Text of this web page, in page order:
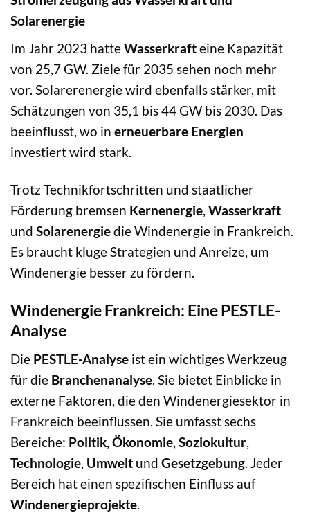
Solarenergie
Im Jahr 2023 hatteWasserkrafteine Kapazität
von 25,7 GW. Ziele für 2035 sehen noch mehr
vor. Solarerenergie wird ebenfalls stärker, mit
Schätzungen von 35,1 bis 44 GW bis 2030. Das
beeinflusst, wo in erneuerbare Energien
investiert wird stark.
Trotz Technikfortschritten und staatlicher
Förderung bremsen Kernenergie, Wasserkraft
und Solarenergiedie Windenergie in Frankreich.
Es braucht kluge Strategien und Anreize, um
Windenergie besser zu fördern.
Windenergie Frankreich: Eine PESTLE-
Analyse
Die PESTLE-Analyse ist ein wichtiges Werkzeug
für die Branchenanalyse. Sie bietet Einblicke in
externe Faktoren, die den Windenergiesektor in
Frankreich beeinflussen. Sie umfasst sechs
Bereiche: Politik, Ökonomie, Soziokultur,
Technologie, Umwelt und Gesetzgebung. Jeder
Bereich hat einen spezifischen Einfluss auf
Windenergieprojekte.